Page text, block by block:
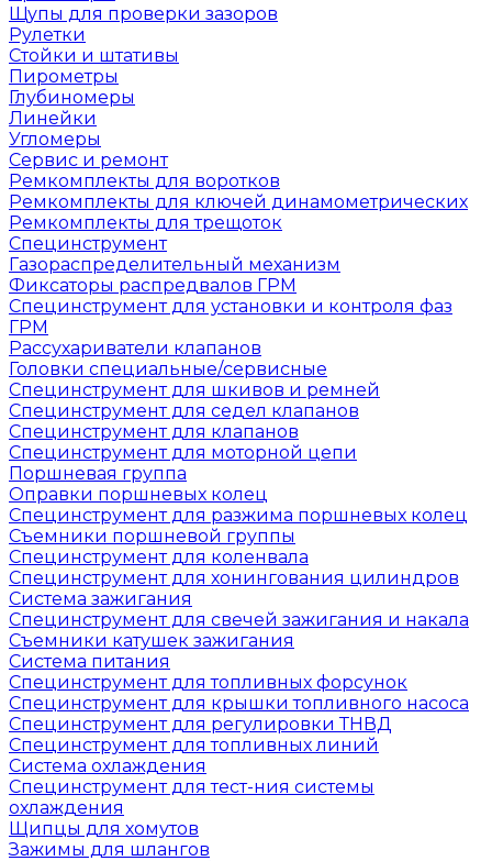
Щупы для проверки зазоров
Рулетки
Стойки и штативы
Пирометры
Глубиномеры
Линейки
Угломеры
Сервис и ремонт
Ремкомплекты для воротков
Ремкомплекты для ключей динамометрических
Ремкомплекты для трещоток
Специнструмент
Газораспределительный механизм
Фиксаторы распредвалов ГРМ
Специнструмент для установки и контроля фаз
ГРМ
Рассухариватели клапанов
Головки специальные/сервисные
Специнструмент для шкивов и ремней
Специнструмент для седел клапанов
Специнструмент для клапанов
Специнструмент для моторной цепи
Поршневая группа
Оправки поршневых колец
Специнструмент для разжима поршневых колец
Съемники поршневой группы
Специнструмент для коленвала
Специнструмент для хонингования цилиндров
Система зажигания
Специнструмент для свечей зажигания и накала
Съемники катушек зажигания
Система питания
Специнструмент для топливных форсунок
Специнструмент для крышки топливного насоса
Специнструмент для регулировки ТНВД
Специнструмент для топливных линий
Система охлаждения
Специнструмент для тест-ния системы
охлаждения
Щипцы для хомутов
Зажимы для шлангов